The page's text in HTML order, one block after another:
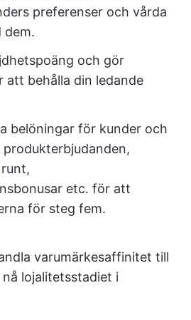
preferenser och vårda
dem.
och gör
behålla din ledande
belöningar för kunder och
etc. för att
för steg fem.
varumärkesaffinitet till
lojalitetsstadiet i